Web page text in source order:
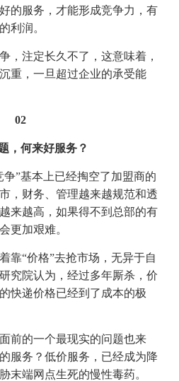
的服务，才能形成竞争力，有
利润。
，注定长久不了，这意味着，
重，一旦超过企业的承受能
02
，何来好服务？
”基本上已经掏空了加盟商的
，财务、管理越来越规范和透
来越高，如果得不到总部的有
更加艰难。
靠“价格”去抢市场，无异于自
究院认为，经过多年厮杀，价
快递价格已经到了成本的极
前的一个最现实的问题也来
服务？低价服务，已经成为降
末端网点生死的慢性毒药。